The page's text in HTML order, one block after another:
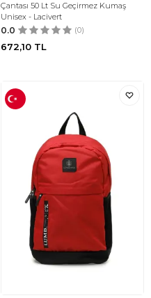
Çantası 50 Lt Su Geçirmez Kumaş
Unisex - Lacivert
0.0 (0)
672,10 TL